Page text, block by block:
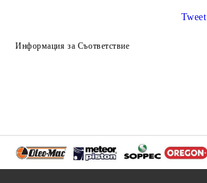
Информация за Съответствие
Tweet